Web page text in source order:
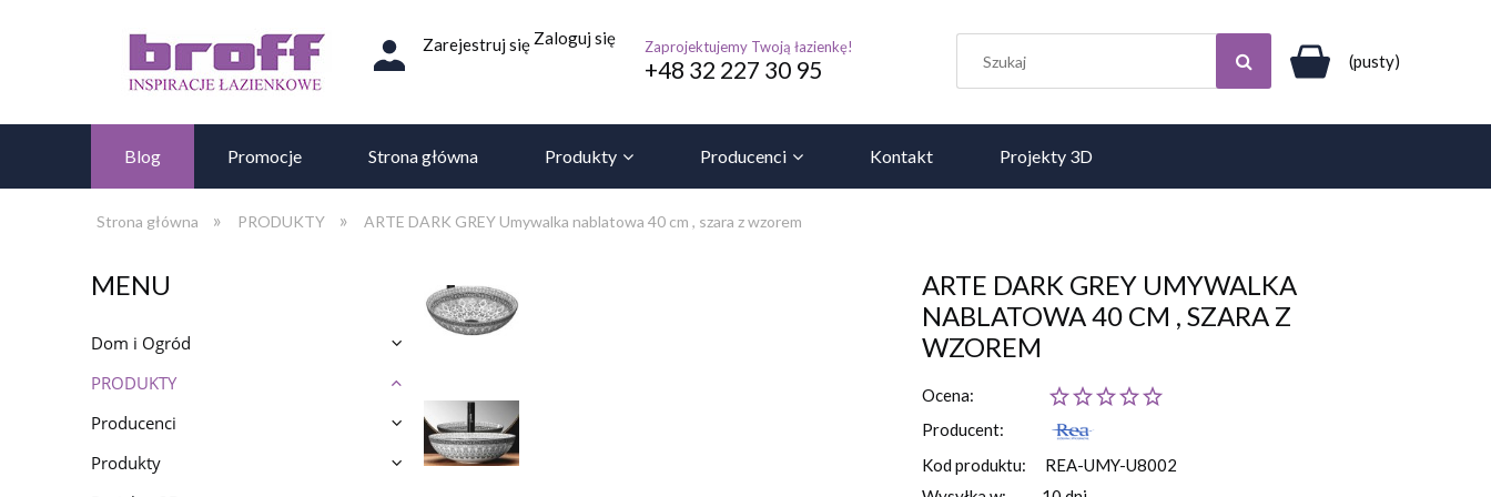
Zaprojektujemy Twoją łazienkę!
+48 32 227 30 95 (pusty)
Zarejestruj się Zaloguj się
Blog Promocje Strona główna Produkty Producenci Kontakt Projekty 3D
Strona główna » PRODUKTY » ARTE DARK GREY Umywalka nablatowa 40 cm , szara z wzorem
MENU
Dom i Ogród
PRODUKTY
Producenci
Produkty
ARTE DARK GREY UMYWALKA
NABLATOWA 40 CM , SZARA Z
WZOREM
Ocena:
Producent:
Kod produktu:
REA-UMY-U8002